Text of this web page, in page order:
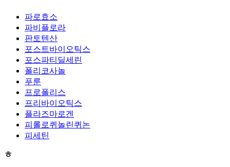
파로효소
파비플로라
판토텐산
포스트바이오틱스
포스파티딜세린
폴리코사놀
푸룬
프로폴리스
프리바이오틱스
플라즈마로겐
피롤로퀴놀린퀴논
피세틴
ㅎ